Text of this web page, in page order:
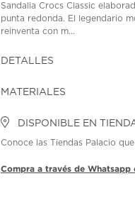
Sandalia Crocs Classic
punta redonda. El legendario
reinventa con m...
DETALLES
MATERIALES
DISPONIBLE EN
Conoce las Tiendas Palacio
Compra a través de Whatsapp